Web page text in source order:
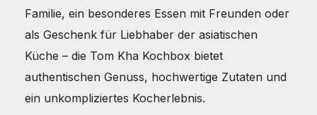
Familie, ein besonderes Essen mit Freunden oder
als Geschenk für Liebhaber der asiatischen
Küche – die Tom Kha Kochbox bietet
authentischen Genuss, hochwertige Zutaten und
ein unkompliziertes Kocherlebnis.